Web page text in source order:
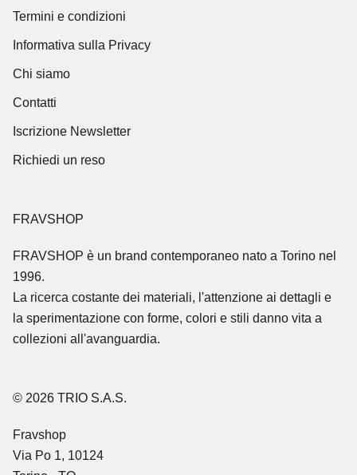
Termini e condizioni
Informativa sulla Privacy
Chi siamo
Contatti
Iscrizione Newsletter
Richiedi un reso
FRAVSHOP
FRAVSHOP è un brand contemporaneo nato a Torino nel
1996.
La ricerca costante dei materiali, l'attenzione ai dettagli e
la sperimentazione con forme, colori e stili danno vita a
collezioni all'avanguardia.
© 2026 TRIO S.A.S.
Fravshop
Via Po 1, 10124